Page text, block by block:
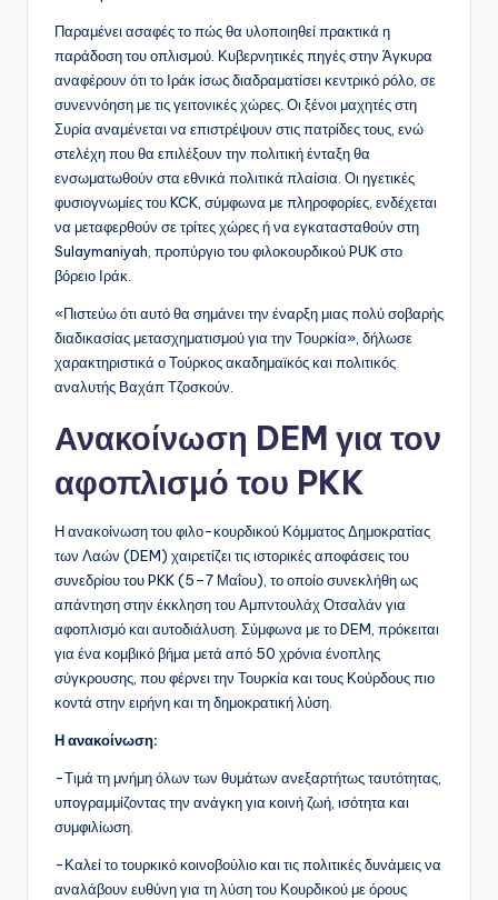
Παραμένει ασαφές το πώς θα υλοποιηθεί πρακτικά η
παράδοση του οπλισμού. Κυβερνητικές πηγές στην Άγκυρα
αναφέρουν ότι το Ιράκ ίσως διαδραματίσει κεντρικό ρόλο, σε
συνεννόηση με τις γειτονικές χώρες. Οι ξένοι μαχητές στη
Συρία αναμένεται να επιστρέψουν στις πατρίδες τους, ενώ
στελέχη που θα επιλέξουν την πολιτική ένταξη θα
ενσωματωθούν στα εθνικά πολιτικά πλαίσια. Οι ηγετικές
φυσιογνωμίες του KCK, σύμφωνα με πληροφορίες, ενδέχεται
να μεταφερθούν σε τρίτες χώρες ή να εγκατασταθούν στη
Sulaymaniyah, προπύργιο του φιλοκουρδικού PUK στο
βόρειο Ιράκ.
«Πιστεύω ότι αυτό θα σημάνει την έναρξη μιας πολύ σοβαρής
διαδικασίας μετασχηματισμού για την Τουρκία», δήλωσε
χαρακτηριστικά ο Τούρκος ακαδημαϊκός και πολιτικός
αναλυτής Βαχάπ Τζοσκούν.
Ανακοίνωση DEM για τον
αφοπλισμό του PKK
Η ανακοίνωση του φιλο-κουρδικού Κόμματος Δημοκρατίας
των Λαών (DEM) χαιρετίζει τις ιστορικές αποφάσεις του
συνεδρίου του PKK (5–7 Μαΐου), το οποίο συνεκλήθη ως
απάντηση στην έκκληση του Αμπντουλάχ Οτσαλάν για
αφοπλισμό και αυτοδιάλυση. Σύμφωνα με το DEM, πρόκειται
για ένα κομβικό βήμα μετά από 50 χρόνια ένοπλης
σύγκρουσης, που φέρνει την Τουρκία και τους Κούρδους πιο
κοντά στην ειρήνη και τη δημοκρατική λύση.
Η ανακοίνωση:
-Τιμά τη μνήμη όλων των θυμάτων ανεξαρτήτως ταυτότητας,
υπογραμμίζοντας την ανάγκη για κοινή ζωή, ισότητα και
συμφιλίωση.
-Καλεί το τουρκικό κοινοβούλιο και τις πολιτικές δυνάμεις να
αναλάβουν ευθύνη για τη λύση του Κουρδικού με όρους